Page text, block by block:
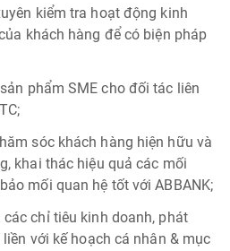
kiểm tra hoạt động kinh
khách hàng để có biện pháp
phẩm SME cho đối tác liên
sóc khách hàng hiện hữu và
khai thác hiệu quả các mối
mối quan hệ tốt với ABBANK;
chỉ tiêu kinh doanh, phát
với kế hoạch cá nhân & mục